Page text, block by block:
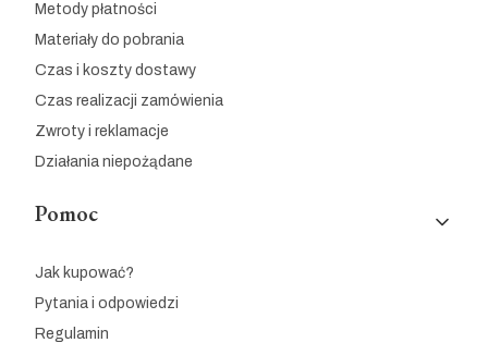
Metody płatności
Materiały do pobrania
Czas i koszty dostawy
Czas realizacji zamówienia
Zwroty i reklamacje
Działania niepożądane
Pomoc
Jak kupować?
Pytania i odpowiedzi
Regulamin